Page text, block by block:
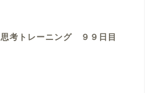
思考トレーニング ９９日目